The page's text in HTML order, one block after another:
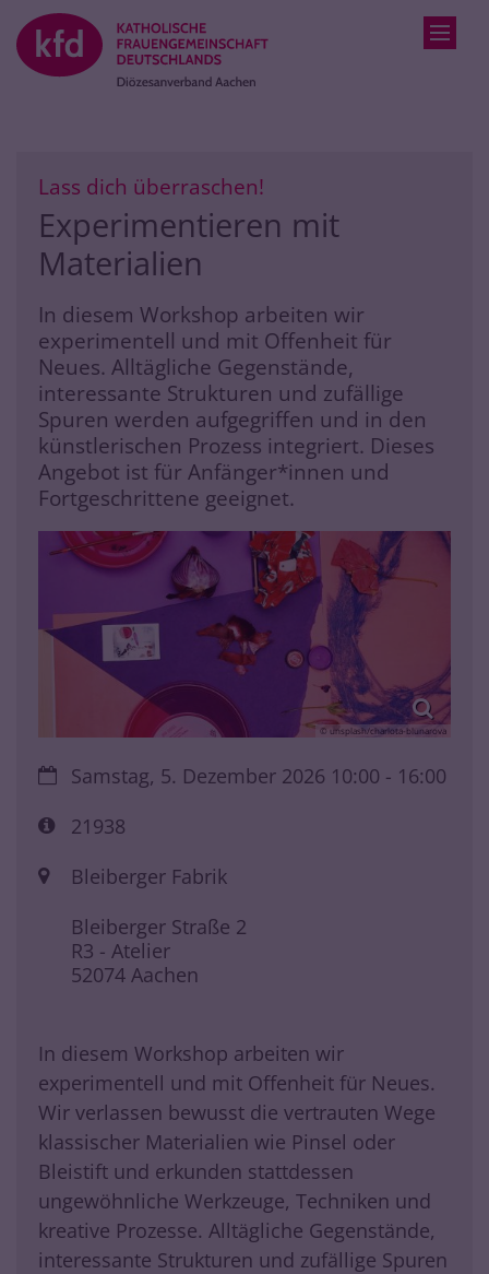
Zum Inhalt springen
Lass dich überraschen!
Experimentieren mit
Materialien
In diesem Workshop arbeiten wir
experimentell und mit Offenheit für
Neues. Alltägliche Gegenstände,
interessante Strukturen und zufällige
Spuren werden aufgegriffen und in den
künstlerischen Prozess integriert. Dieses
Angebot ist für Anfänger*innen und
Fortgeschrittene geeignet.
© unsplash/charlota-blunarova
Datum:Samstag, 5. Dezember 2026 10:00 - 16:00
Art bzw. Nummer:
21938
Ort: Bleiberger Fabrik
Bleiberger Straße 2
R3 - Atelier
52074 Aachen
In diesem Workshop arbeiten wir
experimentell und mit Offenheit für Neues.
Wir verlassen bewusst die vertrauten Wege
klassischer Materialien wie Pinsel oder
Bleistift und erkunden stattdessen
ungewöhnliche Werkzeuge, Techniken und
kreative Prozesse. Alltägliche Gegenstände,
interessante Strukturen und zufällige Spuren